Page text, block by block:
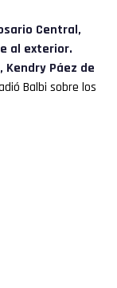
Central,
al exterior.
Páez de
Balbi sobre los